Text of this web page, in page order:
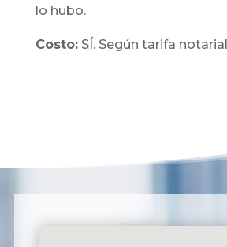
lo hubo.
Costo:SÍ. Según tarifa